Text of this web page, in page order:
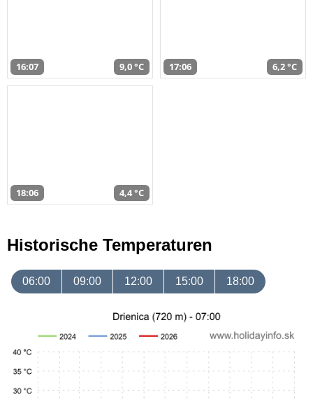
16:07 9,0 °C 17:06 6,2 °C
18:06 4,4 °C
Historische Temperaturen
06:00 09:00 12:00 15:00 18:00